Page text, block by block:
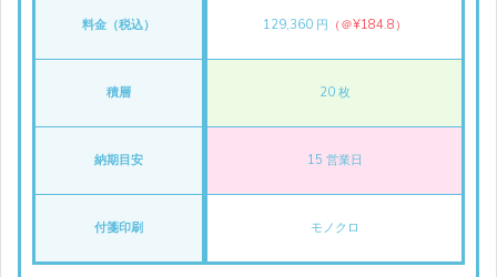
料金（税込）
積層
納期目安
付箋印刷
129,360 円 （＠¥184.8）
20 枚
15 営業日
モノクロ